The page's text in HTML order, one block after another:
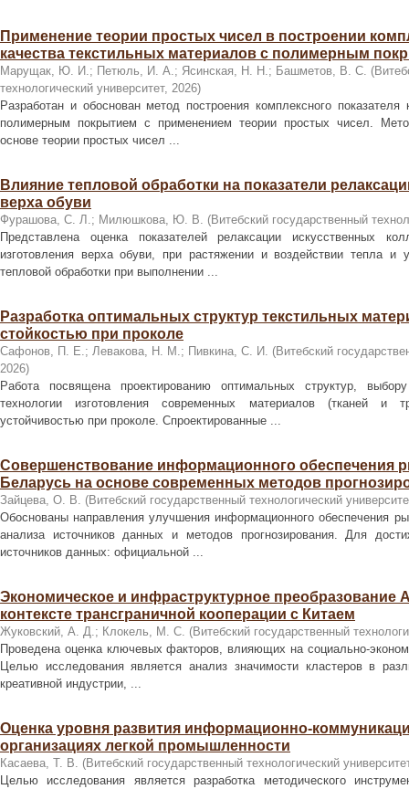
Применение теории простых чисел в построении
качества текстильных материалов с полимерным
Марущак, Ю. И.; Петюль, И. А.; Ясинская, Н. Н.; Башметов, В. С. (
технологический университет, 2026)
Разработан и обоснован метод построения комплексного
полимерным покрытием с применением теории простых чисел.
основе теории простых чисел ...
Влияние тепловой обработки на показатели
верха обуви
Фурашова, С. Л.; Милюшкова, Ю. В. (Витебский государственный
Представлена оценка показателей релаксации искусственных
изготовления верха обуви, при растяжении и воздействии тепла и
тепловой обработки при выполнении ...
Разработка оптимальных структур текстильных
стойкостью при проколе
Сафонов, П. Е.; Левакова, Н. М.; Пивкина, С. И. (Витебский
2026)
Работа посвящена проектированию оптимальных структур,
технологии изготовления современных материалов (тканей и
устойчивостью при проколе. Спроектированные ...
Совершенствование информационного обеспечения
Беларусь на основе современных методов
Зайцева, О. В. (Витебский государственный технологический
Обоснованы направления улучшения информационного обеспечения
анализа источников данных и методов прогнозирования. Для
источников данных: официальной ...
Экономическое и инфраструктурное преобразование
контексте трансграничной кооперации с Китаем
Жуковский, А. Д.; Клокель, М. С. (Витебский государственный
Проведена оценка ключевых факторов, влияющих на социально-
Целью исследования является анализ значимости кластеров в
креативной индустрии, ...
Оценка уровня развития информационно-
организациях легкой промышленности
Касаева, Т. В. (Витебский государственный технологический
Целью исследования является разработка методического